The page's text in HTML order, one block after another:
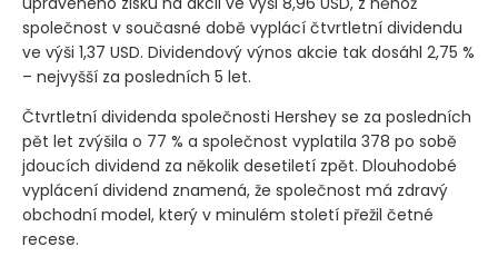
společnost v současné době vyplácí čtvrtletní dividendu
ve výši 1,37 USD. Dividendový výnos akcie tak dosáhl 2,75 %
– nejvyšší za posledních 5 let.
Čtvrtletní dividenda společnosti Hershey se za posledních
pět let zvýšila o 77 % a společnost vyplatila 378 po sobě
jdoucích dividend za několik desetiletí zpět. Dlouhodobé
vyplácení dividend znamená, že společnost má zdravý
obchodní model, který v minulém století přežil četné
recese.